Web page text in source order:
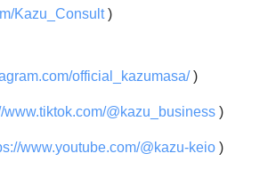
Kazu_Consult)
official_kazumasa/)
www.tiktok.com/@kazu_business )
www.youtube.com/@kazu-keio )